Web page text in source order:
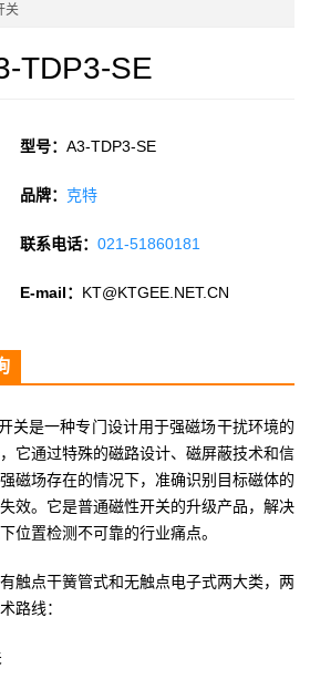
关
TDP3-SE
型号：A3-TDP3-SE
品牌： 克特
联系电话：021-51860181
E-mail： KT@KTGEE.NET.CN
关是一种专门设计用于强磁场干扰环境的
它通过特殊的磁路设计、磁屏蔽技术和信
磁场存在的情况下，准确识别目标磁体的
效。它是普通磁性开关的升级产品，解决
位置检测不可靠的行业痛点。
触点干簧管式和无触点电子式两大类，两
路线：